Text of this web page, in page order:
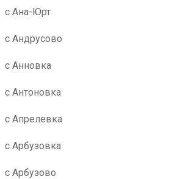
с Ана-Юрт
с Андрусово
с Анновка
с Антоновка
с Апрелевка
с Арбузовка
с Арбузово